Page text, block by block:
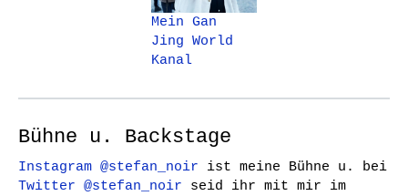
Mein Gan
Jing World
Kanal
Bühne u. Backstage
Instagram @stefan_noir ist meine Bühne u. bei
Twitter @stefan_noir seid ihr mit mir im